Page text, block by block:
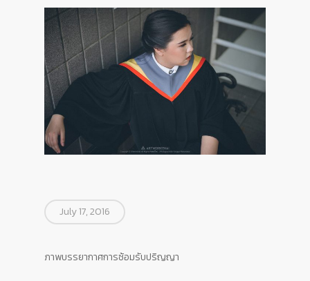
July 17, 2016
ภาพบรรยากาศการซ้อมรับปริญญา